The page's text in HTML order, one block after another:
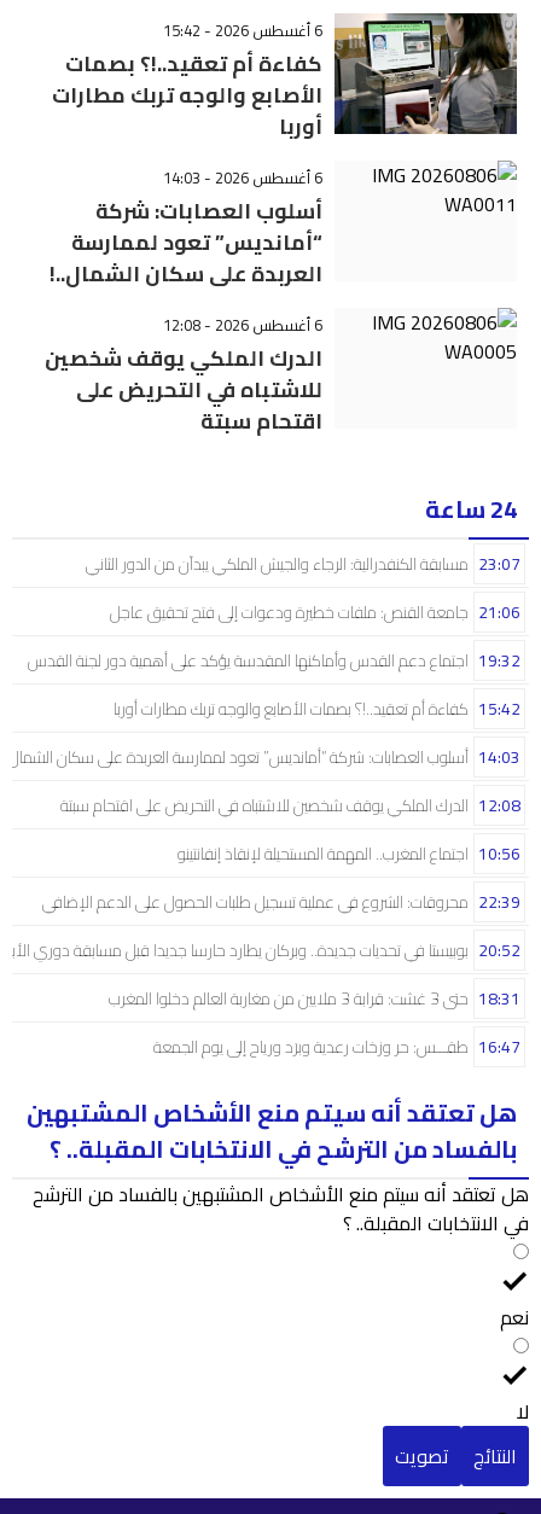
6 أغسطس 2026 - 15:42
كفاءة أم تعقيد..!؟ بصمات
الأصابع والوجه تربك مطارات
أوربا
6 أغسطس 2026 - 14:03
أسلوب العصابات: شركة
“أمانديس” تعود لممارسة
العربدة على سكان الشمال..!
6 أغسطس 2026 - 12:08
الدرك الملكي يوقف شخصين
للاشتباه في التحريض على
اقتحام سبتة
24 ساعة
مسابقة الكنفدرالية: الرجاء والجيش الملكي يبدآن من الدور الثاني 23:07
جامعة القنص: ملفات خطيرة ودعوات إلى فتح تحقيق عاجل 21:06
اجتماع دعم القدس وأماكنها المقدسة يؤكد على أهمية دور لجنة القدس 19:32
كفاءة أم تعقيد..!؟ بصمات الأصابع والوجه تربك مطارات أوربا 15:42
أسلوب العصابات: شركة “أمانديس” تعود لممارسة العربدة على سكان 14:03
الدرك الملكي يوقف شخصين للاشتباه في التحريض على اقتحام سبتة 12:08
اجتماع المغرب.. المهمة المستحيلة لإنقاذ إنفانتينو 10:56
محروقات: الشروع في عملية تسجيل طلبات الحصول على الدعم الإضافي 22:39
بوبيستا في تحديات جديدة.. وبركان يطارد حارسا جديدا قبل مسابقة دوري 20:52
حتى 3 غشت: قرابة 3 ملايين من مغاربة العالم دخلوا المغرب 18:31
طقـــس: حر وزخات رعدية وبرَد ورياح إلى يوم الجمعة 16:47
هل تعتقد أنه سيتم منع الأشخاص المشتبهين
بالفساد من الترشح في الانتخابات المقبلة.. ؟
هل تعتقد أنه سيتم منع الأشخاص المشتبهين بالفساد من الترشح
في الانتخابات المقبلة.. ؟
نعم
لا
النتائج
تصويت